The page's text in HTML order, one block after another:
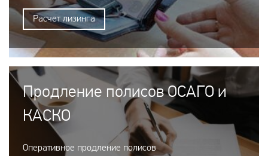
Расчет лизинга
Продление полисов ОСАГО и
КАСКО
Оперативное продление полисов